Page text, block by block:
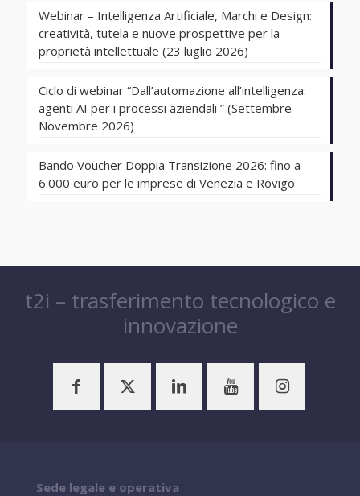
Webinar – Intelligenza Artificiale, Marchi e Design:
creatività, tutela e nuove prospettive per la
proprietà intellettuale (23 luglio 2026)
Ciclo di webinar “Dall’automazione all’intelligenza:
agenti AI per i processi aziendali ” (Settembre –
Novembre 2026)
Bando Voucher Doppia Transizione 2026: fino a
6.000 euro per le imprese di Venezia e Rovigo
t2i – trasferimento tecnologico e
innovazione
Sede legale e operativa